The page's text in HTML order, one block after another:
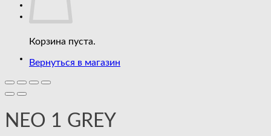
Корзина пуста.
Вернуться в магазин
NEO 1 GREY